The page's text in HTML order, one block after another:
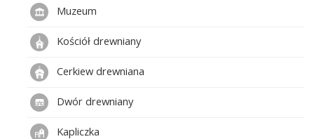
Muzeum
Kościół drewniany
Cerkiew drewniana
Dwór drewniany
Kapliczka